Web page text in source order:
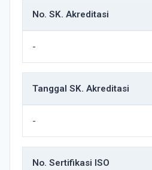
No. SK. Akreditasi
-
Tanggal SK. Akreditasi
-
No. Sertifikasi ISO